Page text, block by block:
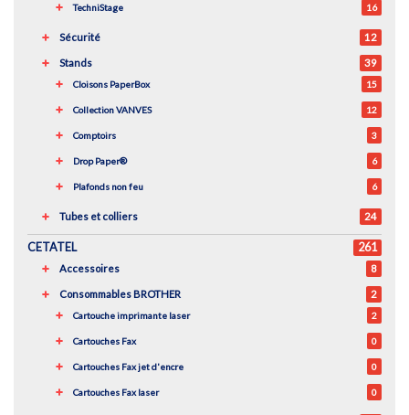
TechniStage 16
Sécurité 12
Stands 39
Cloisons PaperBox 15
Collection VANVES 12
Comptoirs 3
Drop Paper® 6
Plafonds non feu 6
Tubes et colliers 24
CETATEL 261
Accessoires 8
Consommables BROTHER 2
Cartouche imprimante laser 2
Cartouches Fax 0
Cartouches Fax jet d'encre 0
Cartouches Fax laser 0